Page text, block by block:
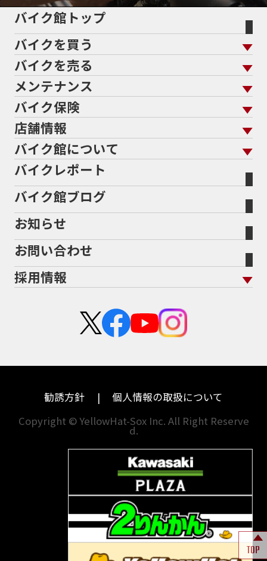
5インチカラーTFT液晶5バルブ5月600cc
60Thモデル 60th
61馬力636cc
689cc690SMCR
701エンデューロ72PS750750cc75th
765773cc800cc80s80万以下
80万以下大型80万円以下82185馬力883
883R890DUKE899 Panigale8月8月11日
8耐8耐見に行きたい
946ml950S950cc
ADDRESSADDRESS 110ADVADV150
ADV160AEROX
AEROX155 ABS
ANNIVERSARYAPEAPE 100 DXAPEX
ARMORED CORE2
Address125
BALIUSⅡBANDIT
BANDIT 1250FBANDIT 1250S
BANDIT1250FBANDIT1250SBBQ
BEETフルエキ
BEETマフラー
BLACKLIMITEDBMW
BMW S1000RR Mパッケージ
BMWS1000R
BMW S1000RR
BMW フルパニアBM‘Sマフラー
BOBBERBOLTBOLT C-Spec
BOLT C-Spec ABSBOLT R-Spec
BOLTR-SpecBONNEVILLE
バイク館トップ
バイクを買う
バイクを買う トップ
バイクを探す
メーカーから探す
色から探す
スタイルから探す
排気量から探す
地域から探す
走行距離から探す
中古車から探す
バイクを売る
バイクを売る トップ
バイク館買取の強み
バイクを高く売るコツ
バイク買取の流れ
全国展開の強み
よくあるご質問
バイク買取強化車両
メーカー別買取相場・
ヤマハ
ホンダ
スズキ
ハーレーダビッドソン
ドゥカティ
トライアンフ
アプリリア
KTM
モトグッツイ
MVアグスタ
他海外ﾒｰｶｰ
メンテナンス
メンテナンス トップ
バイク点検
バイク車検
Bikeep
プロテクションフィルム
バイク保険
バイク保険 トップ
自賠責保険
任意保険
バイク保険無料見積り（現在未加入の方）
バイク保険無料見積り（他社でご加入の方）
盗難保険
店舗情報
店舗情報 トップ
北海道
宮城
福島
茨城
栃木
兵庫
福岡
長崎
熊本
バイク館について
バイク館について トップ
バイク館が選ばれる理由
会社概要
沿革
二輪公正取引協議会加盟店
バイクレポート
バイク館ブログ
お知らせ
お問い合わせ
採用情報
中途採用・アルバイト
TOP
勧誘方針
個人情報の取扱について
Copyright © YellowHat-Sox Inc. All Right Reserve
d.